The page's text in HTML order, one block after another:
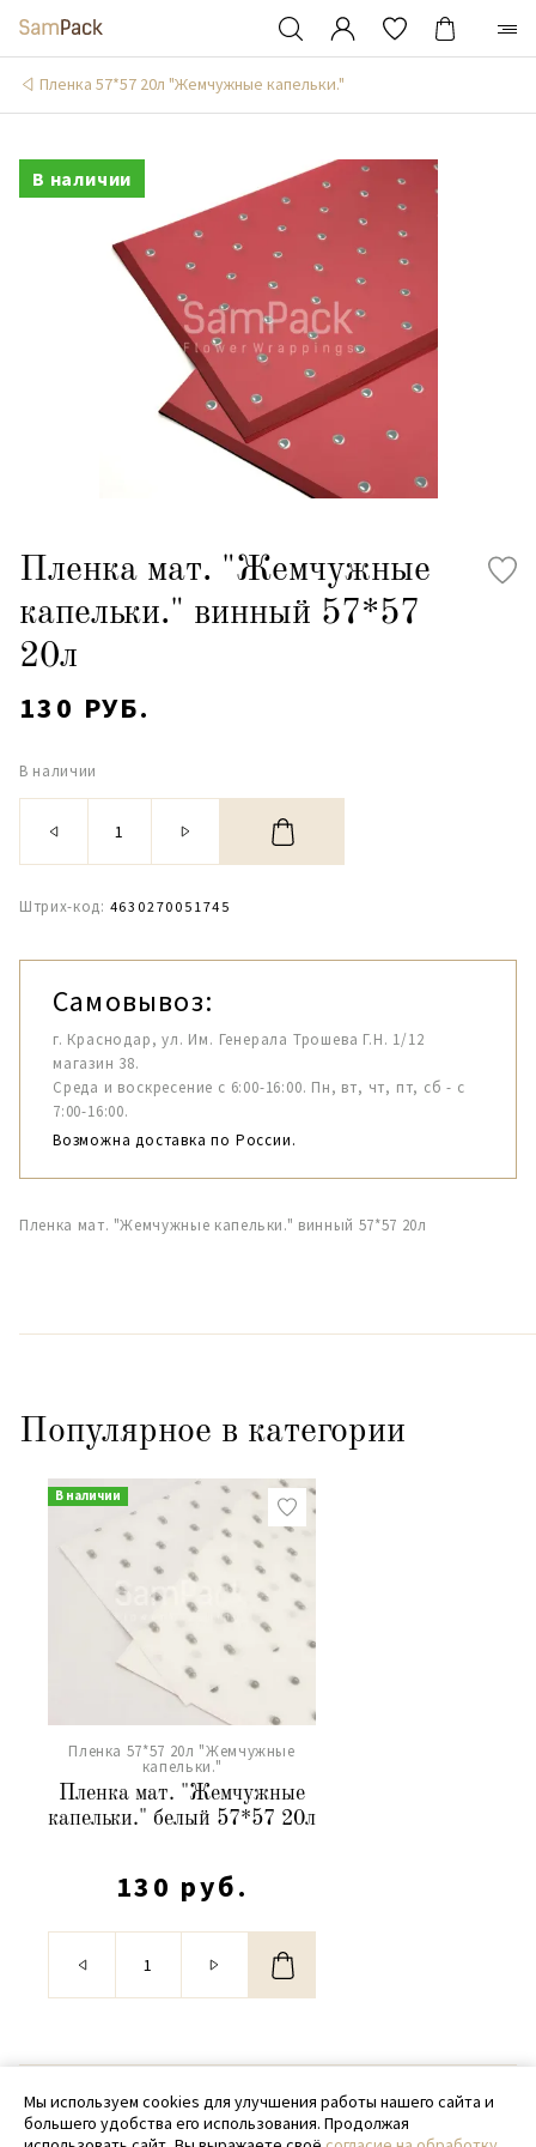
Пленка 57*57 20л "Жемчужные капельки."
В наличии
Пленка мат. "Жемчужные
капельки." винный 57*57
20л
130 РУБ.
В наличии
Штрих-код: 4630270051745
Самовывоз:
г. Краснодар, ул. Им. Генерала Трошева Г.Н. 1/12
магазин 38.
Среда и воскресение с 6:00-16:00. Пн, вт, чт, пт, сб - с
7:00-16:00.
Возможна доставка по России.
Пленка мат. "Жемчужные капельки." винный 57*57 20л
Популярное в категории
В наличии
Пленка 57*57 20л "Жемчужные
капельки."
Пленка мат. "Жемчужные
капельки." белый 57*57 20л
130 руб.
© 2020 - 2026 SamPack
+ 7 (918) 699-97-87
Мы используем cookies для улучшения работы нашего сайта и
большего удобства его использования. Продолжая